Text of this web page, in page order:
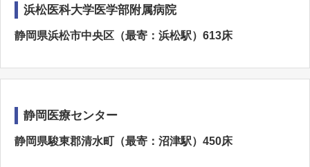
浜松医科大学医学部附属病院
静岡県浜松市中央区（最寄：浜松駅）613床
静岡医療センター
静岡県駿東郡清水町（最寄：沼津駅）450床